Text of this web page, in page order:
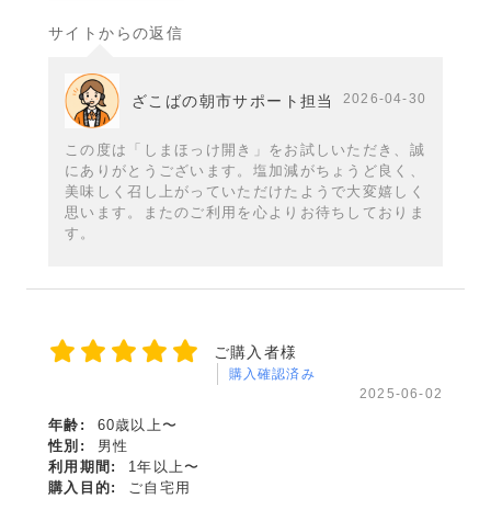
サイトからの返信
ざこばの朝市サポート担当 2026-04-30
この度は「しまほっけ開き」をお試しいただき、誠
にありがとうございます。塩加減がちょうど良く、
美味しく召し上がっていただけたようで大変嬉しく
思います。またのご利用を心よりお待ちしておりま
す。
ご購入者様
購入確認済み
2025-06-02
年齢:
60歳以上〜
性別:
男性
利用期間:
1年以上〜
購入目的:
ご自宅用